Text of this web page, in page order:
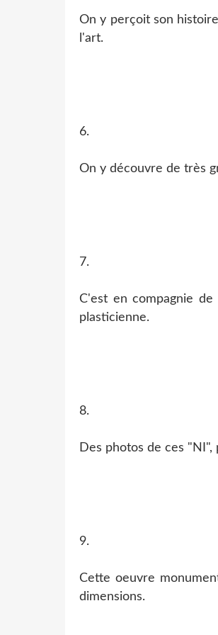
On y perçoit son
l'art.
6.
On y découvre de très
7.
C'est en compagnie
plasticienne.
8.
Des photos de ces
9.
Cette oeuvre
dimensions.